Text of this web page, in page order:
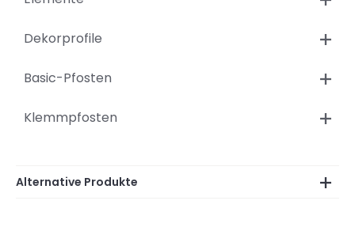
Dekorprofile
Basic-Pfosten
Klemmpfosten
Alternative Produkte